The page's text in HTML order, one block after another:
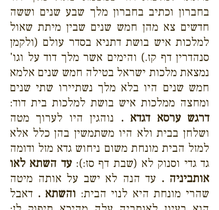
בחברון וכתיב בחברון מלך שבע שנים וששה
חדשים צא מהן חמש שנים שבין מיתת שאול
למלכות איש בושת דתניא בסדר עולם (ולקמן
סנהדרין דף קז.) והימים אשר מלך דוד על וגו'
נמצאת מלכות ישראל בטילה חמש שנים אלמא
חמש שנים היו בלא מלך נשתיירו שתי שנים
ומחצה ממלכות איש בושת למלכות בית דוד:
דרגש ערסא דגדא . נוהגין היו לערוך מטה
ושלחן בבית ולא היו משתמשין בהן כלל אלא
למזל הבית מונחת משום ניחוש גדא מזל ודומה
גד גדי וסנוק לא (שבת דף סז:):עד השתא לאו
אותביניה . עד הנה לא ישב על אותה מיטה
שהרי מונחת היא לנוי הבית: והשתא . דאבל